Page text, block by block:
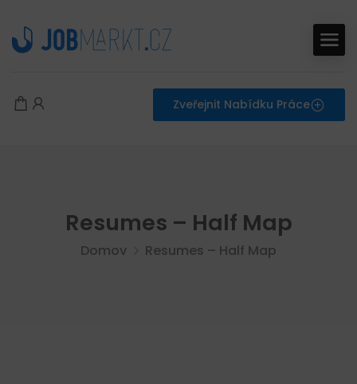
Zveřejnit Nabídku Práce
Resumes – Half Map
Domov Resumes – Half Map